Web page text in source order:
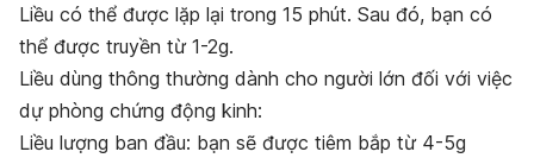
Liều có thể được lặp lại trong 15 phút. Sau đó, bạn có
thể được truyền từ 1-2g.
Liều dùng thông thường dành cho người lớn đối với việc
dự phòng chứng động kinh:
Liều lượng ban đầu: bạn sẽ được tiêm bắp từ 4-5g